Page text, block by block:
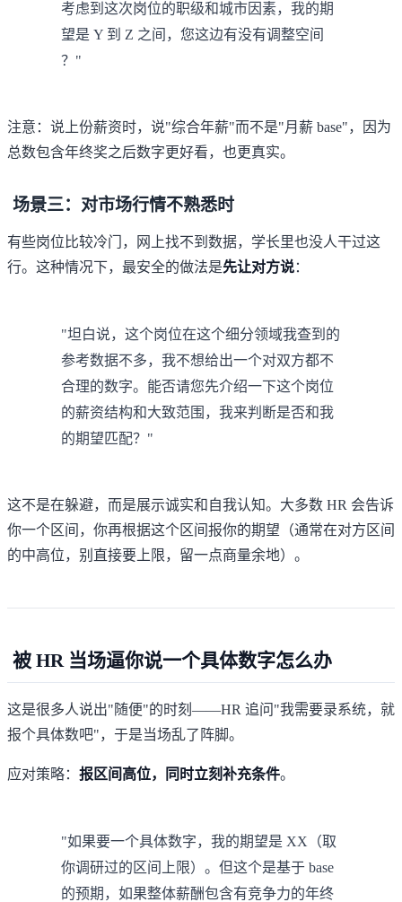
考虑到这次岗位的职级和城市因素，我的期
望是 Y 到 Z 之间，您这边有没有调整空间
？"
注意：说上份薪资时，说"综合年薪"而不是"月薪 base"，因为
总数包含年终奖之后数字更好看，也更真实。
场景三：对市场行情不熟悉时
有些岗位比较冷门，网上找不到数据，学长里也没人干过这
行。这种情况下，最安全的做法是先让对方说：
"坦白说，这个岗位在这个细分领域我查到的
参考数据不多，我不想给出一个对双方都不
合理的数字。能否请您先介绍一下这个岗位
的薪资结构和大致范围，我来判断是否和我
的期望匹配？"
这不是在躲避，而是展示诚实和自我认知。大多数 HR 会告诉
你一个区间，你再根据这个区间报你的期望（通常在对方区间
的中高位，别直接要上限，留一点商量余地）。
被 HR 当场逼你说一个具体数字怎么办
这是很多人说出"随便"的时刻——HR 追问"我需要录系统，就
报个具体数吧"，于是当场乱了阵脚。
应对策略： 报区间高位，同时立刻补充条件。
"如果要一个具体数字，我的期望是 XX（取
你调研过的区间上限）。但这个是基于 base
的预期，如果整体薪酬包含有竞争力的年终